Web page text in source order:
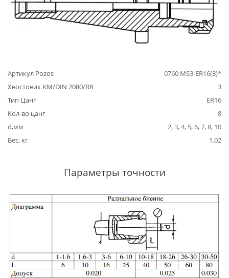
Артикул Pozos
0760 MS3-ER16(8)*
Хвостовик KM/DIN 2080/R8
3
Тип Цанг
ER16
Кол-во цанг
8
d,мм
2, 3, 4, 5, 6, 7, 8, 10
Вес, кг
1.02
Параметры точности